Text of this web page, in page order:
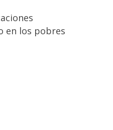
en los pobres